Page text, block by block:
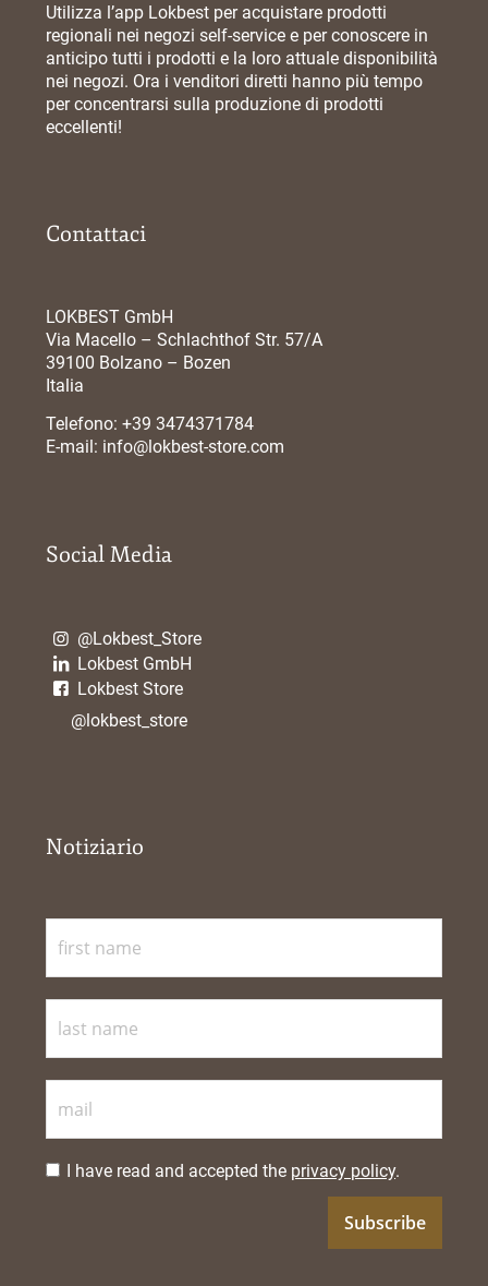
Utilizza l’app Lokbest per acquistare prodotti
regionali nei negozi self-service e per conoscere in
anticipo tutti i prodotti e la loro attuale disponibilità
nei negozi. Ora i venditori diretti hanno più tempo
per concentrarsi sulla produzione di prodotti
eccellenti!
Contattaci
LOKBEST GmbH
Via Macello – Schlachthof Str. 57/A
39100 Bolzano – Bozen
Italia
Telefono:+39 3474371784
E-mail: info@lokbest-store.com
Social Media
@Lokbest_Store
Lokbest GmbH
Lokbest Store
@lokbest_store
Notiziario
I have read and accepted the privacy policy.